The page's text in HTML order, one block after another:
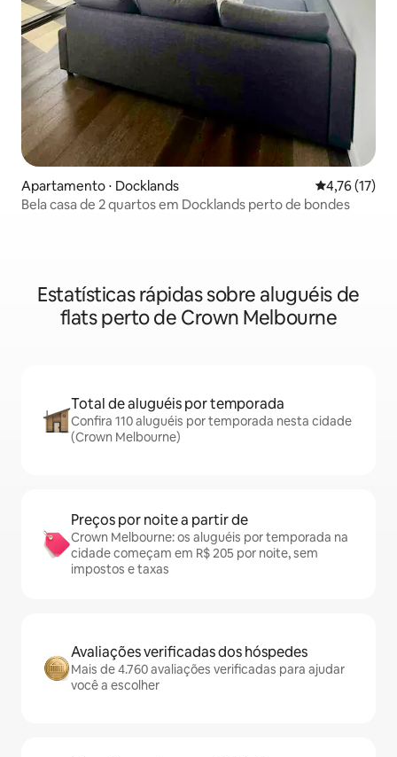
Apartamento ⋅ Docklands 4,76 de uma
4,76 (17)
Bela casa de 2 quartos em Docklands perto de bondes
Estatísticas rápidas sobre aluguéis de
flats perto de Crown Melbourne
Total de aluguéis por temporada
Confira 110 aluguéis por temporada nesta cidade
(Crown Melbourne)
Preços por noite a partir de
Crown Melbourne: os aluguéis por temporada na
cidade começam em R$ 205 por noite, sem
impostos e taxas
Avaliações verificadas dos hóspedes
Mais de 4.760 avaliações verificadas para ajudar
você a escolher